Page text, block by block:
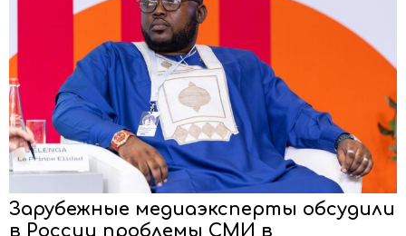
Зарубежные медиаэксперты обсудили
в России проблемы СМИ в